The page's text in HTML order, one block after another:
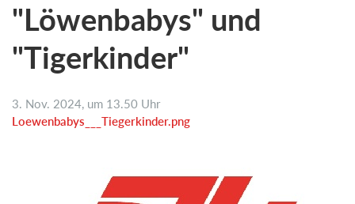
"Löwenbabys" und
"Tigerkinder"
3. Nov. 2024, um 13.50 Uhr
Loewenbabys___Tiegerkinder.png